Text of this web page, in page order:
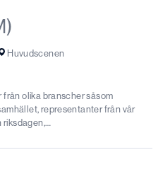
Huvudscenen
från olika branscher såsom
representanter från vår
riksdagen,…